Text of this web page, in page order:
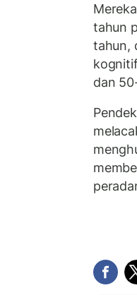
tahun
tahun,
dan